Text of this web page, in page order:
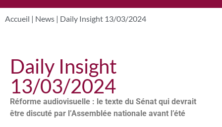
Accueil | News | Daily Insight 13/03/2024
Daily Insight
13/03/2024
Réforme audiovisuelle : le texte du Sénat qui devrait
être discuté par l’Assemblée nationale avant l’été